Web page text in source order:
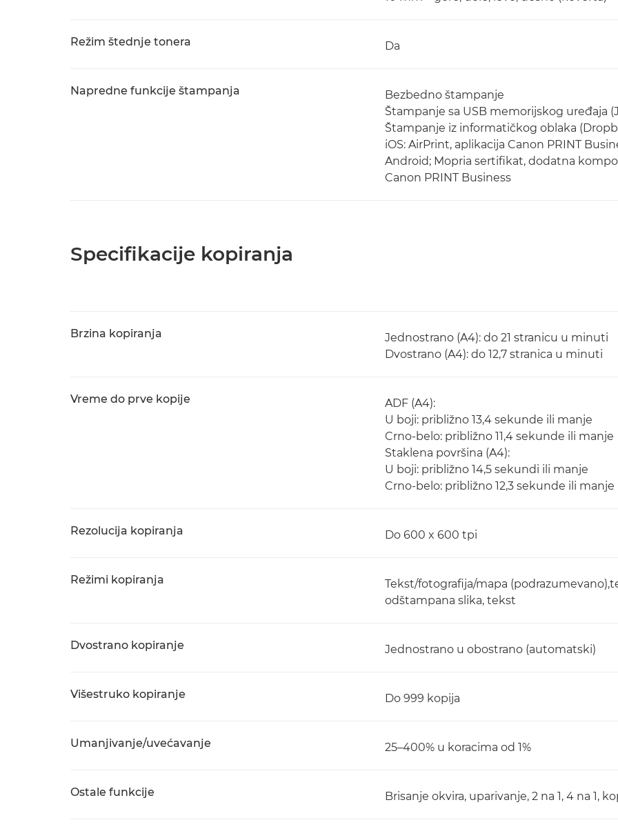
Režim štednje tonera Da
Napredne funkcije štampanja
Bezbedno štampanje
Štampanje sa USB memorijskog uređaja
Štampanje iz informatičkog oblaka
iOS: AirPrint, aplikacija Canon PRINT
Android; Mopria sertifikat, dodatna
Canon PRINT Business
Specifikacije kopiranja
Brzina kopiranja
Jednostrano (A4): do 21 stranicu u minuti
Dvostrano (A4): do 12,7 stranica u minuti
Vreme do prve kopije
ADF (A4):
U boji: približno 13,4 sekunde ili manje
Crno-belo: približno 11,4 sekunde ili manje
Staklena površina (A4):
U boji: približno 14,5 sekundi ili manje
Crno-belo: približno 12,3 sekunde ili manje
Rezolucija kopiranja Do 600 x 600 tpi
Režimi kopiranja
Tekst/fotografija/mapa
odštampana slika, tekst
Dvostrano kopiranje Jednostrano u obostrano (automatski)
Višestruko kopiranje Do 999 kopija
Umanjivanje/uvećavanje 25–400% u koracima od 1%
Ostale funkcije Brisanje okvira, uparivanje, 2 na 1, 4 na 1,